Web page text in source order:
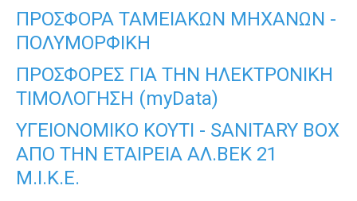
ΠΡΟΣΦΟΡΑ ΤΑΜΕΙΑΚΩΝ ΜΗΧΑΝΩΝ -
ΠΟΛΥΜΟΡΦΙΚΗ
ΠΡΟΣΦΟΡΕΣ ΓΙΑ ΤΗΝ ΗΛΕΚΤΡΟΝΙΚΗ
ΤΙΜΟΛΟΓΗΣΗ (myData)
ΥΓΕΙΟΝΟΜΙΚΟ ΚΟΥΤΙ - SANITARY BOX
ΑΠΟ ΤΗΝ ΕΤΑΙΡΕΙΑ ΑΛ.ΒΕΚ 21
Μ.Ι.Κ.Ε.